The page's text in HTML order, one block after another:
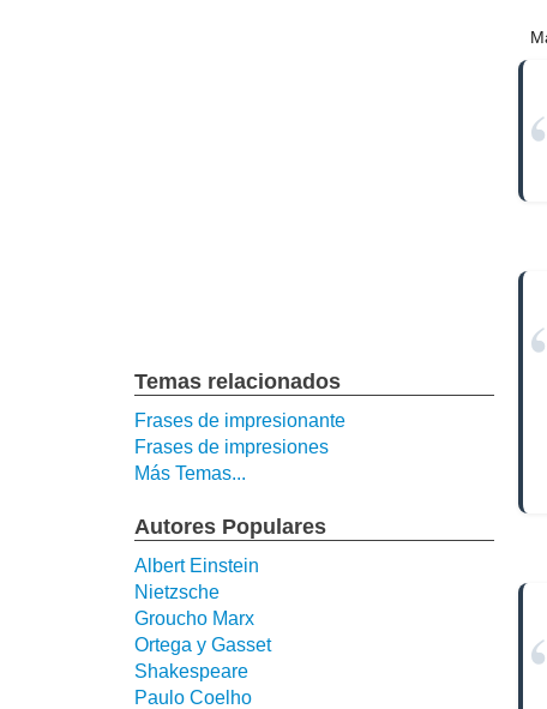
Temas relacionados
Frases de impresionante
Frases de impresiones
Más Temas...
Autores Populares
Albert Einstein
Nietzsche
Groucho Marx
Ortega y Gasset
Shakespeare
Paulo Coelho